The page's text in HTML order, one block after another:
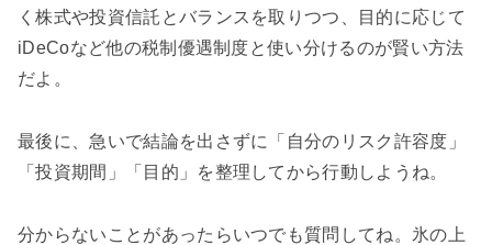
く株式や投資信託とバランスを取りつつ、目的に応じて
iDeCoなど他の税制優遇制度と使い分けるのが賢い方法
だよ。
最後に、急いで結論を出さずに「自分のリスク許容度」
「投資期間」「目的」を整理してから行動しようね。
分からないことがあったらいつでも質問してね。氷の上